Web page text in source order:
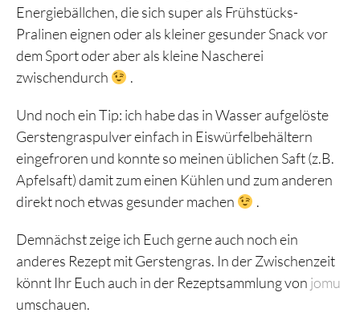
Energiebällchen, die sich super als Frühstücks-
Pralinen eignen oder als kleiner gesunder Snack vor
dem Sport oder aber als kleine Nascherei
zwischendurch
.
Und noch ein Tip: ich habe das in Wasser aufgelöste
Gerstengraspulver einfach in Eiswürfelbehältern
eingefroren und konnte so meinen üblichen Saft (z.B.
Apfelsaft) damit zum einen Kühlen und zum anderen
direkt noch etwas gesunder machen
.
Demnächst zeige ich Euch gerne auch noch ein
anderes Rezept mit Gerstengras. In der Zwischenzeit
könnt Ihr Euch auch in der Rezeptsammlung von jomu
umschauen.